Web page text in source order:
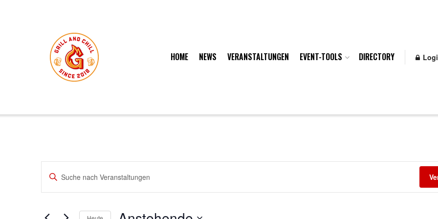
HOME NEWS VERANSTALTUNGEN EVENT-TOOLS DIRECTORY
Veranstaltungen
Suche
Bitte
Schlüsselwort
eingeben.
nach